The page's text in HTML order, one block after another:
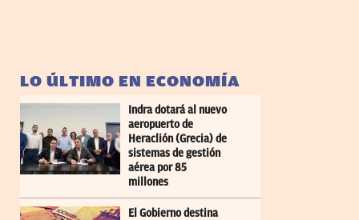
LO ÚLTIMO EN ECONOMÍA
Indra dotará al nuevo
aeropuerto de
Heraclión (Grecia) de
sistemas de gestión
aérea por 85
millones
El Gobierno destina